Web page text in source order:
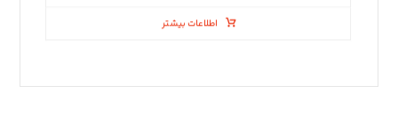
اطلاعات بیشتر